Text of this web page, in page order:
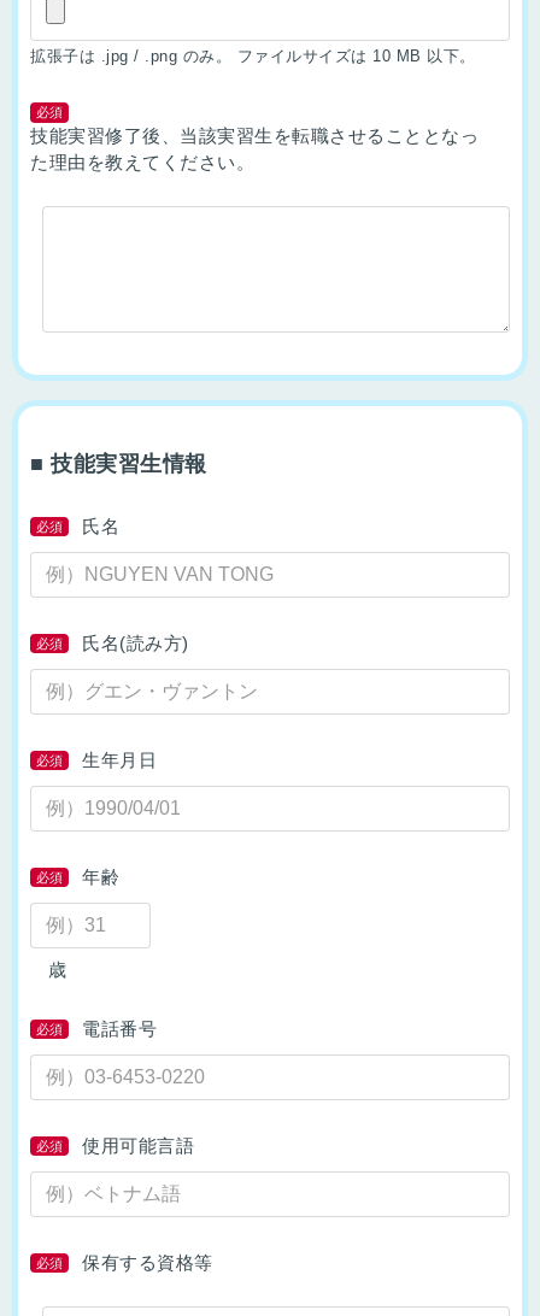
拡張子は .jpg / .png のみ。 ファイルサイズは 10 MB 以下。
必須
技能実習修了後、当該実習生を転職させることとなっ
た理由を教えてください。
■ 技能実習生情報
必須 氏名
必須 氏名(読み方)
必須 生年月日
必須 年齢
歳
必須 電話番号
必須 使用可能言語
必須 保有する資格等